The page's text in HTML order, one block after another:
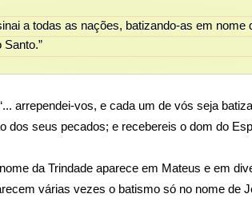
a todas as nações, batizando-as em nome
Santo.”
arrependei-vos, e cada um de vós seja
dos seus pecados; e recebereis o dom do
da Trindade aparece em Mateus e em
várias vezes o batismo só no nome de